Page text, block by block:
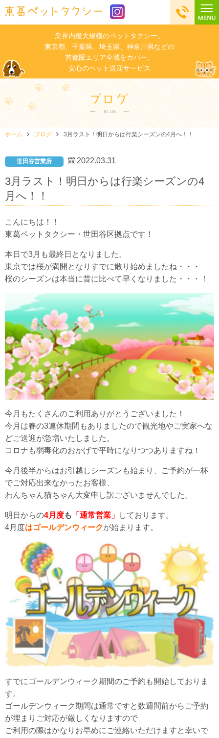
業界内最大規模のペットタクシー。
東京都、千葉県、埼玉県、神奈川県などの
首都圏エリア全域をカバー。
安心のペット送迎サービス
ホーム ブログ 3月ラスト！明日からは行楽シーズンの4月へ！！
世田谷営業所 2022.03.31
3月ラスト！明日からは行楽シーズンの4
月へ！！
こんにちは！！
東葛ペットタクシー・世田谷区拠点です！
本日で3月も最終日となりました。
東京では桜が満開となりすでに散り始めましたね・・・
桜のシーズンは本当に昔に比べて早くなりました・・・！
今月もたくさんのご利用ありがとうございました！
今月は春の3連休期間もありましたので観光地やご実家へな
どご送迎が急増いたしました。
コロナも弱毒化のおかげで平時になりつつありますね！
今月後半からはお引越しシーズンも始まり、ご予約が一杯
でご対応出来なかったお客様、
わんちゃん猫ちゃん大変申し訳ございませんでした。
明日からの4月度も 「通常営業」
しております。
4月度はゴールデンウィークが始まります。
すでにゴールデンウィーク期間のご予約も開始しておりま
す。
ゴールデンウィーク期間は通常ですと数週間前からご予約
が埋まりご対応が厳しくなりますので
ご利用の際はかなりお早めにご連絡いただけますと幸いで